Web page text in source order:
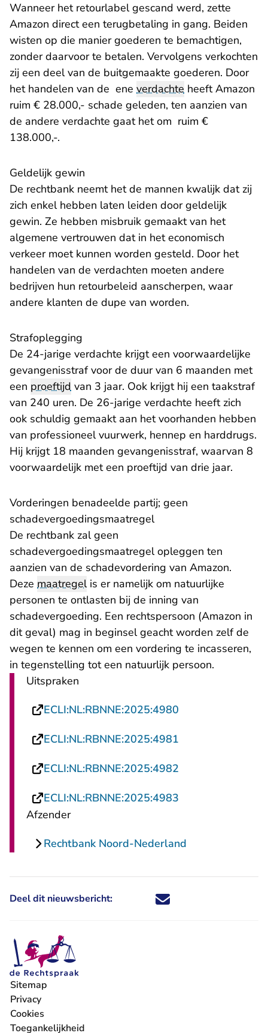
Wanneer het retourlabel gescand werd, zette
Amazon direct een terugbetaling in gang. Beiden
wisten op die manier goederen te bemachtigen,
zonder daarvoor te betalen. Vervolgens verkochten
zij een deel van de buitgemaakte goederen. Door
het handelen van de ene verdachte heeft Amazon
ruim € 28.000,- schade geleden, ten aanzien van
de andere verdachte gaat het om ruim €
138.000,-.
Geldelijk gewin
De rechtbank neemt het de mannen kwalijk dat zij
zich enkel hebben laten leiden door geldelijk
gewin. Ze hebben misbruik gemaakt van het
algemene vertrouwen dat in het economisch
verkeer moet kunnen worden gesteld. Door het
handelen van de verdachten moeten andere
bedrijven hun retourbeleid aanscherpen, waar
andere klanten de dupe van worden.
Strafoplegging
De 24-jarige verdachte krijgt een voorwaardelijke
gevangenisstraf voor de duur van 6 maanden met
een proeftijd van 3 jaar. Ook krijgt hij een taakstraf
van 240 uren. De 26-jarige verdachte heeft zich
ook schuldig gemaakt aan het voorhanden hebben
van professioneel vuurwerk, hennep en harddrugs.
Hij krijgt 18 maanden gevangenisstraf, waarvan 8
voorwaardelijk met een proeftijd van drie jaar.
Vorderingen benadeelde partij; geen
schadevergoedingsmaatregel
De rechtbank zal geen
schadevergoedingsmaatregel opleggen ten
aanzien van de schadevordering van Amazon.
Deze maatregelis er namelijk om natuurlijke
personen te ontlasten bij de inning van
schadevergoeding. Een rechtspersoon (Amazon in
dit geval) mag in beginsel geacht worden zelf de
wegen te kennen om een vordering te incasseren,
in tegenstelling tot een natuurlijk persoon.
Uitspraken
ECLI:NL:RBNNE:2025:4980
ECLI:NL:RBNNE:2025:4981
ECLI:NL:RBNNE:2025:4982
ECLI:NL:RBNNE:2025:4983
Afzender
Rechtbank Noord-Nederland
Deel dit nieuwsbericht: Deel dit nieuwsbericht via X -
Deel dit nieuwsbericht via
Deel dit nieuwsbericht
Deel dit
Sitemap
Privacy
Cookies
Toegankelijkheid